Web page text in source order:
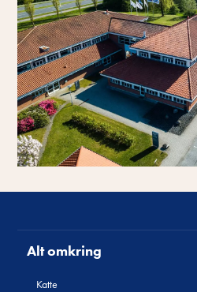
Alt omkring
Katte